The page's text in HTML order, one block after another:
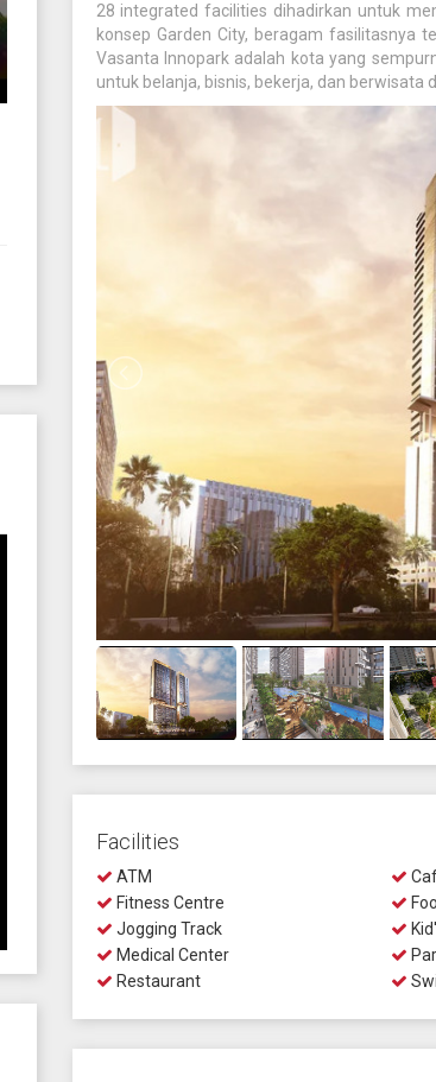
28 integrated facilities dihadirkan untuk
konsep Garden City, beragam fasilitasnya
Vasanta Innopark adalah kota yang
untuk belanja, bisnis, bekerja, dan berwisata
Facilities
ATM
Fitness Centre
Jogging Track
Medical Center
Restaurant